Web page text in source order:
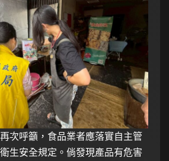
次呼籲，食品業者應落實自主管
生安全規定。倘發現產品有危害